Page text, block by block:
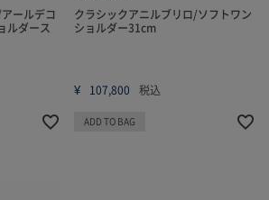
ールデコ
ルダース
クラシックアニルブリロ/ソフトワン
ショルダー31cm
¥ 107,800 税込
ADD TO BAG